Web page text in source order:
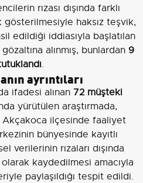
rızası dışında farklı
haksız teşvik,
edildiği iddiasıyla başlatılan
alınmış, bunlardan 9
.
ayrıntıları
ifadesi alınan 72 müşteki
yürütülen araştırmada,
Akçakoca ilçesinde faaliyet
bünyesinde kayıtlı
verilerinin rızaları dışında
kaydedilmesi amacıyla
paylaşıldığı tespit edildi.